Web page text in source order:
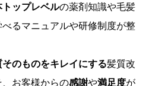
トップレベルの薬剤知識や毛髪
るマニュアルや研修制度が整
そのものをキレイにする髪質改
お客様からの感謝や満足度が